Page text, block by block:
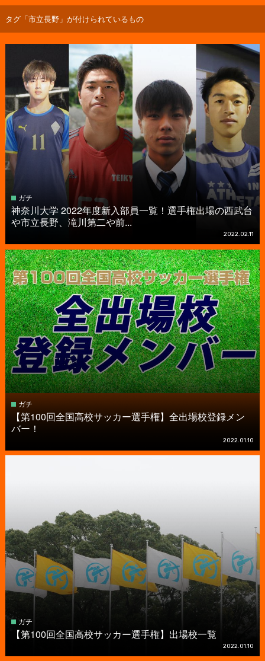
タグ「市立長野」が付けられているもの
ガチ
神奈川大学 2022年度新入部員一覧！選手権出場の西武台
や市立長野、滝川第二や前...
2022.02.11
ガチ
【第100回全国高校サッカー選手権】全出場校登録メン
バー！
2022.01.10
ガチ
【第100回全国高校サッカー選手権】出場校一覧
2022.01.10